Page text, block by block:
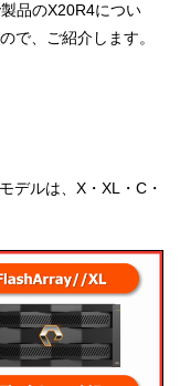
品のX20R4につい
で、ご紹介します。
デルは、X・XL・C・